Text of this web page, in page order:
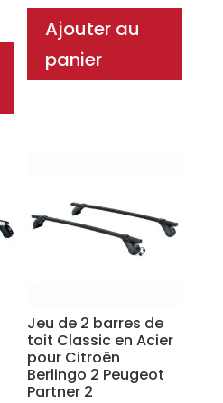
Ajouter au
panier
Jeu de 2 barres de
toit Classic en Acier
pour Citroën
Berlingo 2 Peugeot
Partner 2